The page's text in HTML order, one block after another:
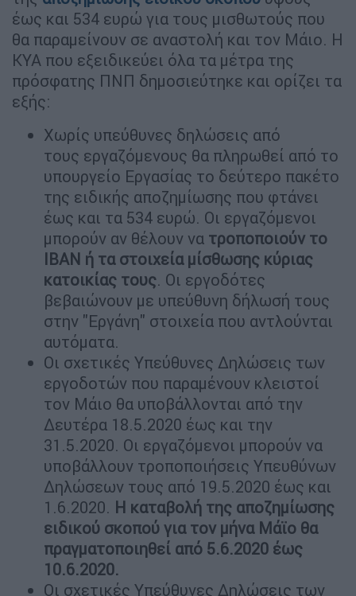
έως και 534 ευρώ για τους μισθωτούς που
θα παραμείνουν σε αναστολή και τον Μάιο. Η
ΚΥΑ που εξειδικεύει όλα τα μέτρα της
πρόσφατης ΠΝΠ δημοσιεύτηκε και ορίζει τα
εξής:
Χωρίς υπεύθυνες δηλώσεις από
τους εργαζόμενους θα πληρωθεί από το
υπουργείο Εργασίας το δεύτερο πακέτο
της ειδικής αποζημίωσης που φτάνει
έως και τα 534 ευρώ. Οι εργαζόμενοι
μπορούν αν θέλουν να τροποποιούν το
ΙΒΑΝ ή τα στοιχεία μίσθωσης κύριας
κατοικίας τους. Οι εργοδότες
βεβαιώνουν με υπεύθυνη δήλωσή τους
στην "Εργάνη" στοιχεία που αντλούνται
αυτόματα.
Οι σχετικές Υπεύθυνες Δηλώσεις των
εργοδοτών που παραμένουν κλειστοί
τον Μάιο θα υποβάλλονται από την
Δευτέρα 18.5.2020 έως και την
31.5.2020. Οι εργαζόμενοι μπορούν να
υποβάλλουν τροποποιήσεις Υπευθύνων
Δηλώσεων τους από 19.5.2020 έως και
1.6.2020. Η καταβολή της αποζημίωσης
ειδικού σκοπού για τον μήνα Μάϊο θα
πραγματοποιηθεί από 5.6.2020 έως
10.6.2020.
Οι σχετικές Υπεύθυνες Δηλώσεις των